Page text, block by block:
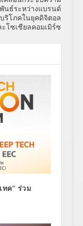
นธ์ระหว่างแบรนด์
ริโภคในยุคดิจิตอล
ะโซเชียลคอมเมิร์ซ
ทค” ร่วม